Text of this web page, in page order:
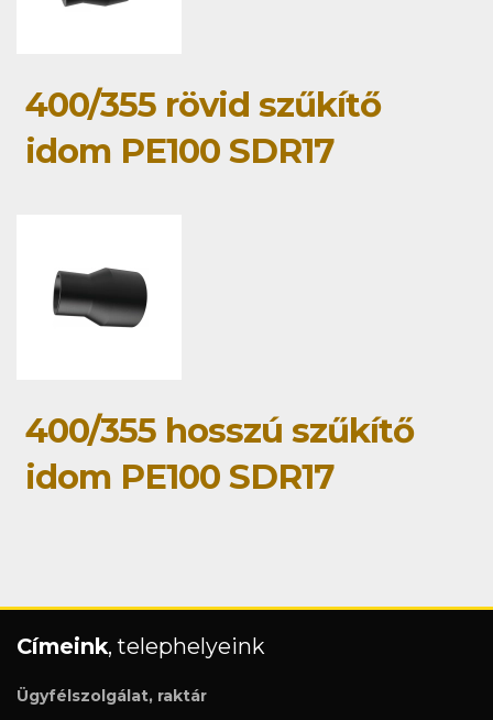
400/355 rövid szűkítő
idom PE100 SDR17
400/355 hosszú szűkítő
idom PE100 SDR17
Címeink, telephelyeink
Ügyfélszolgálat, raktár